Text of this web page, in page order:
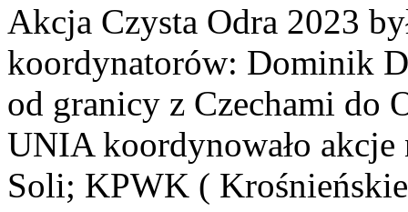
Akcja Czysta Odra 2023
koordynatorów: Dominik
od granicy z Czechami do
UNIA koordynowało
Soli; KPWK (